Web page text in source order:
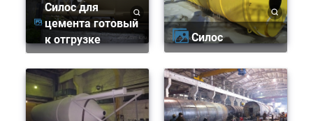
Силос для
цемента готовый
к отгрузке
Силос